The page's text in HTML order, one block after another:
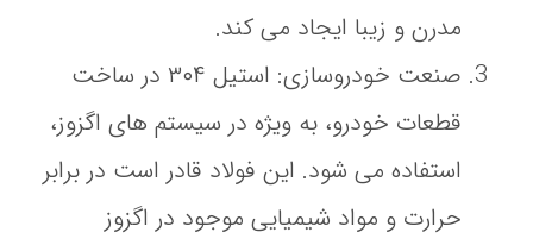
مدرن و زیبا ایجاد می‌ کند.
صنعت خودروسازی
: استیل ۳۰۴ در ساخت
قطعات خودرو، به ویژه در سیستم‌ های اگزوز،
استفاده می‌ شود. این فولاد قادر است در برابر
حرارت و مواد شیمیایی موجود در اگزوز